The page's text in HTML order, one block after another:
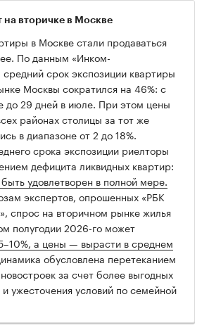
на вторичке в Москве
в Москве стали продаваться
По данным «Инком-
срок экспозиции квартиры
Москвы сократился на 46%: с
до 29 дней в июле. При этом цены
районах столицы за тот же
в диапазоне от 2 до 18%.
срока экспозиции риелторы
дефицита ликвидных квартир:
удовлетворен в полной мере.
экспертов, опрошенных «РБК
спрос на вторичном рынке жилья
полугодии 2026-го может
а цены — вырасти в среднем
обусловлена перетеканием
за счет более выгодных
ужесточения условий по семейной